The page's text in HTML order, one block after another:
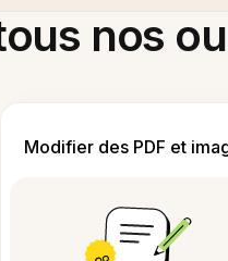
nos
Modifier des PDF et